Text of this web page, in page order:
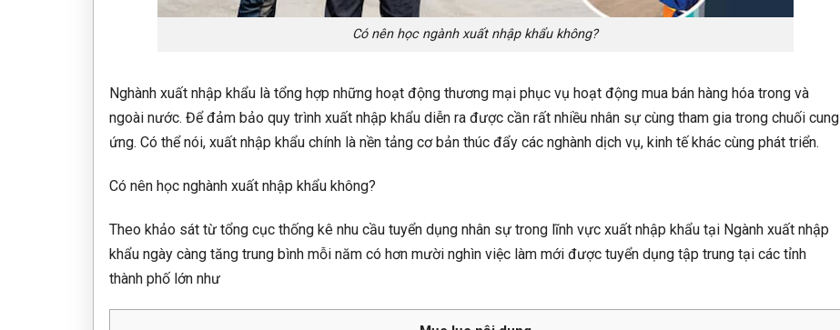
Có nên học ngành xuất nhập khẩu không?
Nghành xuất nhập khẩu là tổng hợp những hoạt động thương mại phục vụ hoạt động mua bán hàng hóa trong và
ngoài nước. Để đảm bảo quy trình xuất nhập khẩu diễn ra được cần rất nhiều nhân sự cùng tham gia trong chuối cung
ứng. Có thể nói, xuất nhập khẩu chính là nền tảng cơ bản thúc đẩy các nghành dịch vụ, kinh tế khác cùng phát triển.
Có nên học nghành xuất nhập khẩu không?
Theo khảo sát từ tổng cục thống kê nhu cầu tuyển dụng nhân sự trong lĩnh vực xuất nhập khẩu tại Ngành xuất nhập
khẩu ngày càng tăng trung bình mỗi năm có hơn mười nghìn việc làm mới được tuyển dụng tập trung tại các tỉnh
thành phố lớn như